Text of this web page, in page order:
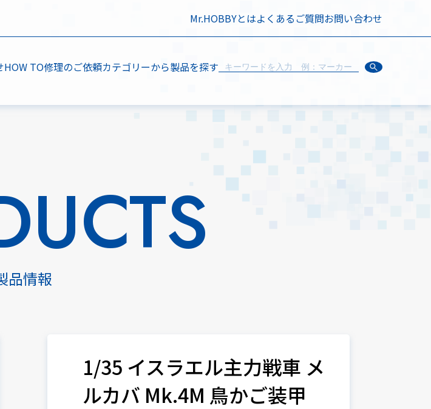
Mr.HOBBYとはよくあるご質問お問い合わせ
HOW TO修理のご依頼カテゴリーから製品を探す
品情報
1/35 イスラエル主力戦車 メ
ルカバ Mk.4M 鳥かご装甲